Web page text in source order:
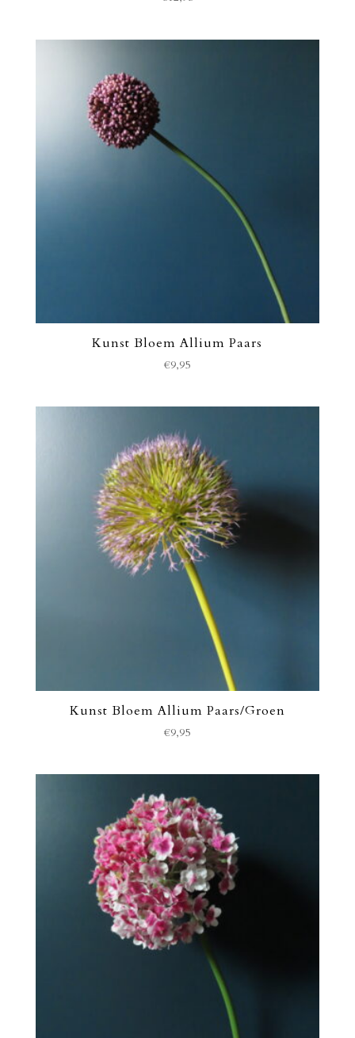
Kunst Bloem Allium Paars
€9,95
Kunst Bloem Allium Paars/Groen
€9,95